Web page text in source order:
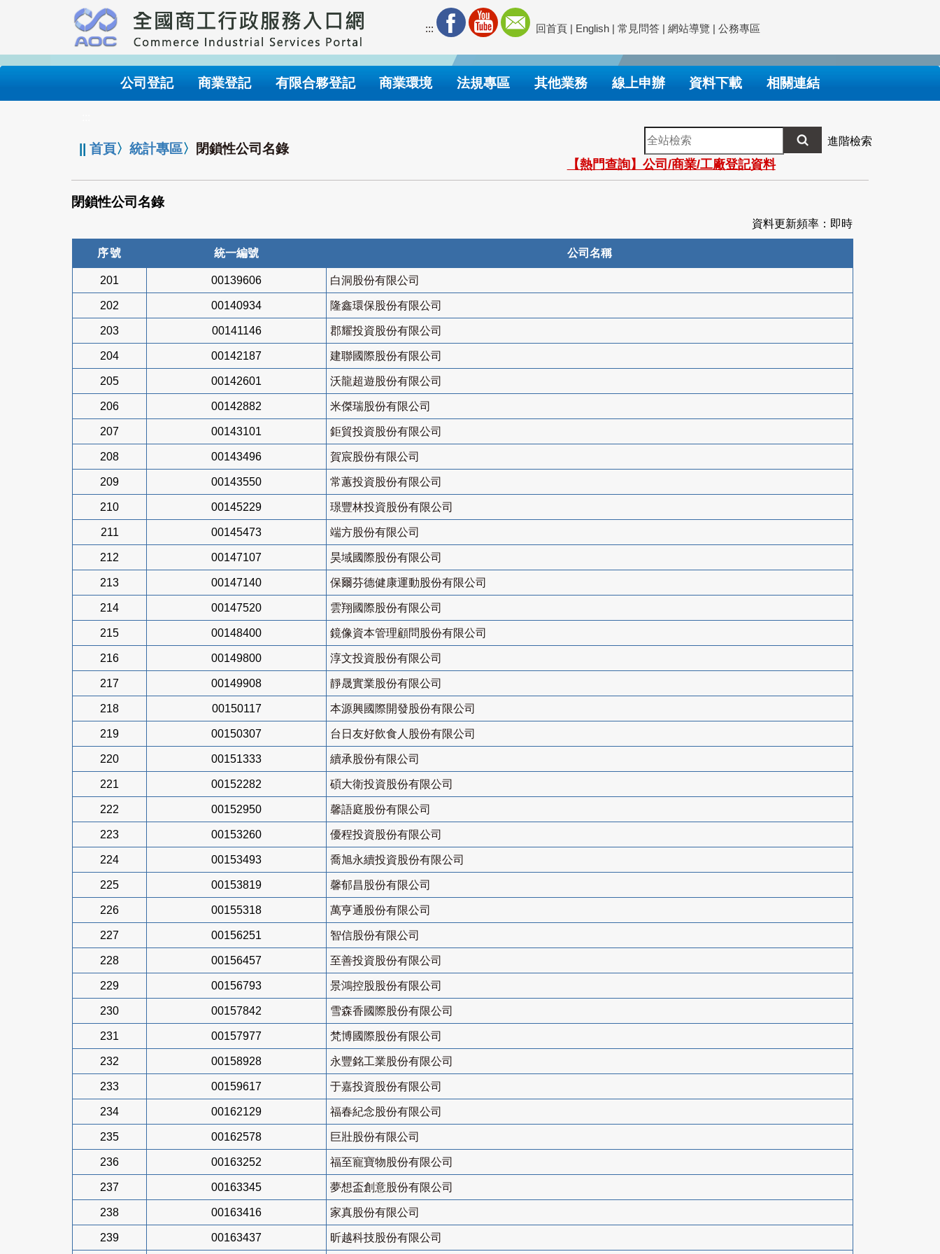
要
內
::: 回首頁 | English | 常見問答 | 網站導覽 | 公務專區
公司登記 商業登記 有限合夥登記 商業環境 法規專區 其他業務 線上申辦 資料下載 相關連結
||首頁〉統計專區〉 閉鎖性公司名錄
全
站
檢
索
進階檢索
【熱門查詢】公司/商業/工廠登記資料
閉鎖性公司名錄
資料更新頻率：即時
序號 統一編號 公司名稱
201 00139606 白洞股份有限公司
202 00140934 隆鑫環保股份有限公司
203 00141146 郡耀投資股份有限公司
204 00142187 建聯國際股份有限公司
205 00142601 沃龍超遊股份有限公司
206 00142882 米傑瑞股份有限公司
207 00143101 鉅貿投資股份有限公司
208 00143496 賀宸股份有限公司
209 00143550 常蕙投資股份有限公司
210 00145229 璟豐林投資股份有限公司
211 00145473 端方股份有限公司
212 00147107 昊域國際股份有限公司
213 00147140 保爾芬德健康運動股份有限公司
214 00147520 雲翔國際股份有限公司
215 00148400 鏡像資本管理顧問股份有限公司
216 00149800 淳文投資股份有限公司
217 00149908 靜晟實業股份有限公司
218 00150117 本源興國際開發股份有限公司
219 00150307 台日友好飲食人股份有限公司
220 00151333 續承股份有限公司
221 00152282 碩大衛投資股份有限公司
222 00152950 馨語庭股份有限公司
223 00153260 優程投資股份有限公司
224 00153493 喬旭永續投資股份有限公司
225 00153819 馨郁昌股份有限公司
226 00155318 萬亨通股份有限公司
227 00156251 智信股份有限公司
228 00156457 至善投資股份有限公司
229 00156793 景鴻控股股份有限公司
230 00157842 雪森香國際股份有限公司
231 00157977 梵博國際股份有限公司
232 00158928 永豐銘工業股份有限公司
233 00159617 于嘉投資股份有限公司
234 00162129 福春紀念股份有限公司
235 00162578 巨壯股份有限公司
236 00163252 福至寵寶物股份有限公司
237 00163345 夢想盃創意股份有限公司
238 00163416 家真股份有限公司
239 00163437 昕越科技股份有限公司